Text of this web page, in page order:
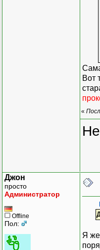
Вот
«
Джон
просто
Администратор
Offline
Пол:
Я же